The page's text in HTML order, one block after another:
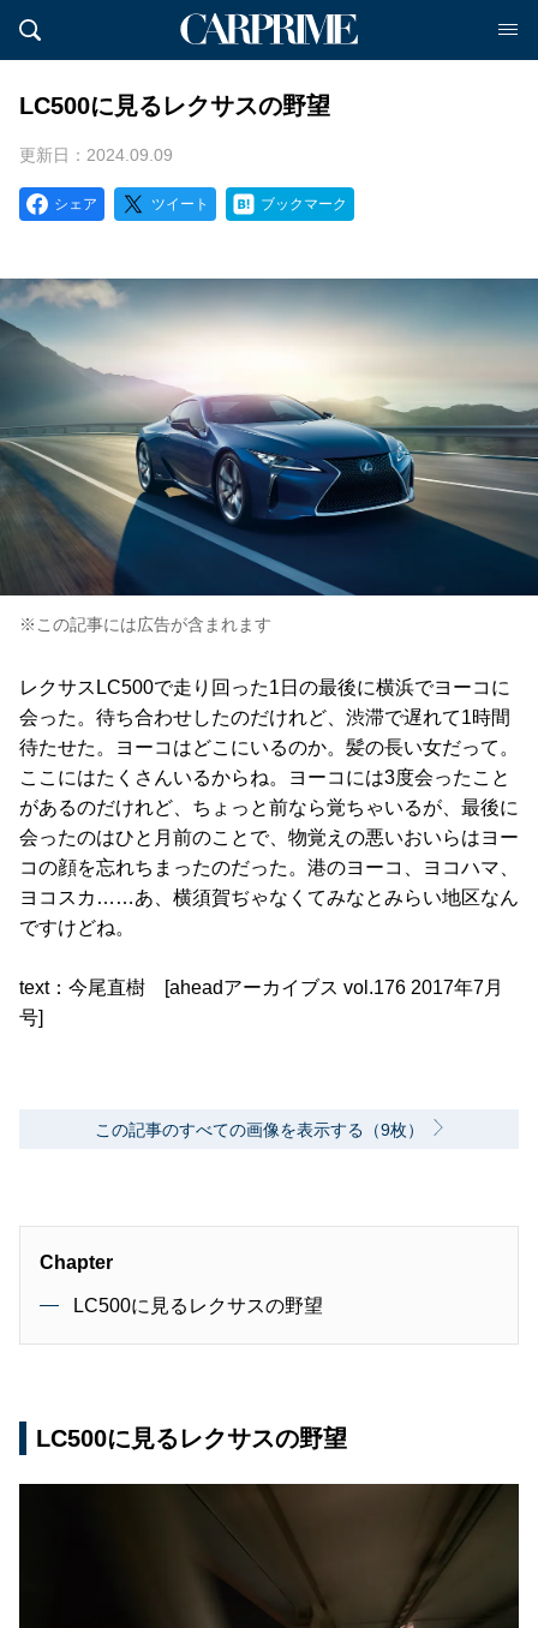
LC500に見るレクサスの野望
更新日：2024.09.09
シェア ツイート ブックマーク
※この記事には広告が含まれます
レクサスLC500で走り回った1日の最後に横浜でヨーコに
会った。待ち合わせしたのだけれど、渋滞で遅れて1時間
待たせた。ヨーコはどこにいるのか。髪の長い女だって。
ここにはたくさんいるからね。ヨーコには3度会ったこと
があるのだけれど、ちょっと前なら覚ちゃいるが、最後に
会ったのはひと月前のことで、物覚えの悪いおいらはヨー
コの顔を忘れちまったのだった。港のヨーコ、ヨコハマ、
ヨコスカ……あ、横須賀ぢゃなくてみなとみらい地区なん
ですけどね。
text：今尾直樹 [aheadアーカイブス vol.176 2017年7月
号]
この記事のすべての画像を表示する（9枚）
Chapter
LC500に見るレクサスの野望
LC500に見るレクサスの野望